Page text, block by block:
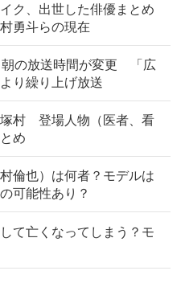
ク、出世した俳優まとめ
勇斗らの現在
朝の放送時間が変更 「広
り繰り上げ放送
塚村 登場人物（医者、看
め
倫也）は何者？モデルは
可能性あり？
て亡くなってしまう？モ